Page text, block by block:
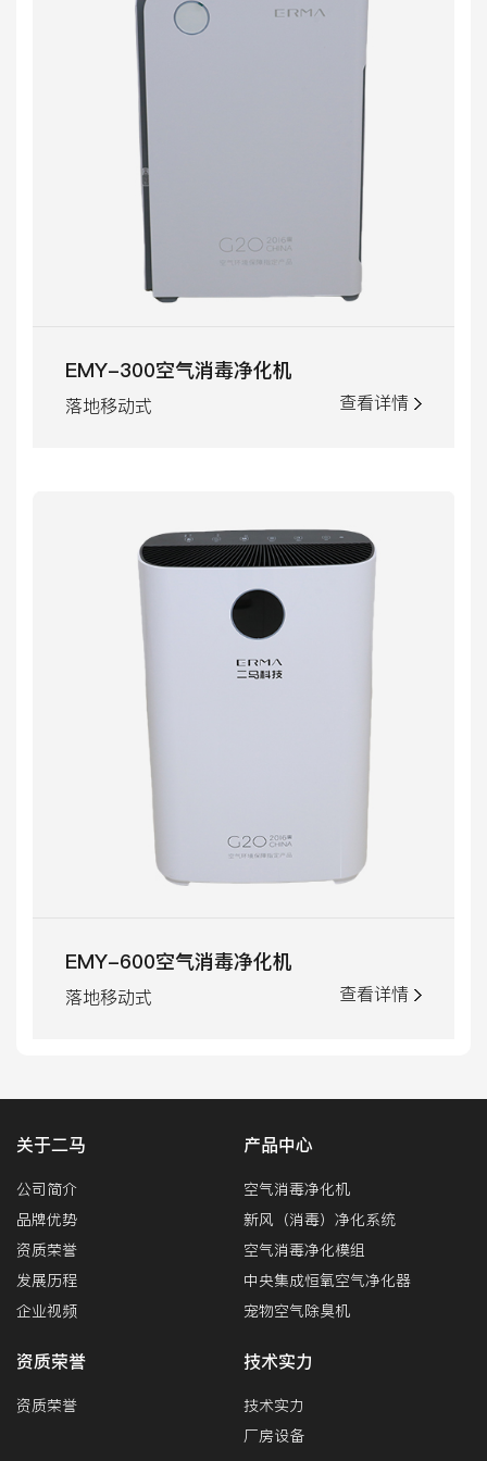
EMY-300空气消毒净化机
落地移动式 查看详情
EMY-600空气消毒净化机
落地移动式 查看详情
关于二马
公司简介
品牌优势
资质荣誉
发展历程
企业视频
产品中心
空气消毒净化机
新风（消毒）净化系统
空气消毒净化模组
中央集成恒氧空气净化器
宠物空气除臭机
资质荣誉
资质荣誉
技术实力
技术实力
厂房设备